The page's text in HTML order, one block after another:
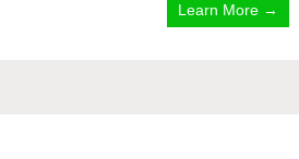
Learn More →